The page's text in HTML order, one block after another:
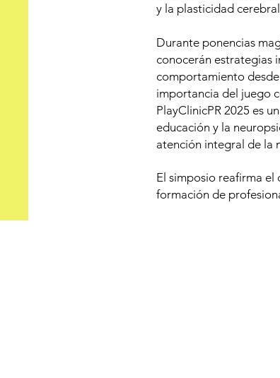
y la plasticidad
Durante ponencias
conocerán estrategias
comportamiento
importancia del juego
PlayClinicPR 2025 es
educación y la
atención integral de la
El simposio reafirma
formación de